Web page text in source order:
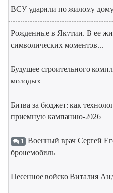
ВСУ ударили по жилому
Рожденные в Якутии. В ее
символических моментов...
Будущее строительного
молодых
Битва за бюджет: как
приемную кампанию-2026
1 Военный врач Сергей
бронемобиль
Песенное войско Виталия